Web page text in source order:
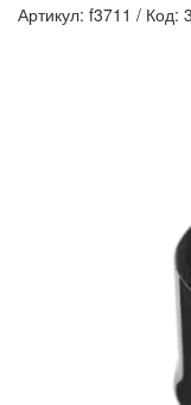
Артикул: f3711 / Код: